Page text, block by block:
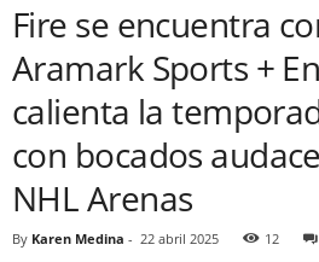
Fire se encuentra
Aramark Sports +
calienta la
con bocados
NHL Arenas
By Karen Medina - 22 abril 2025 12